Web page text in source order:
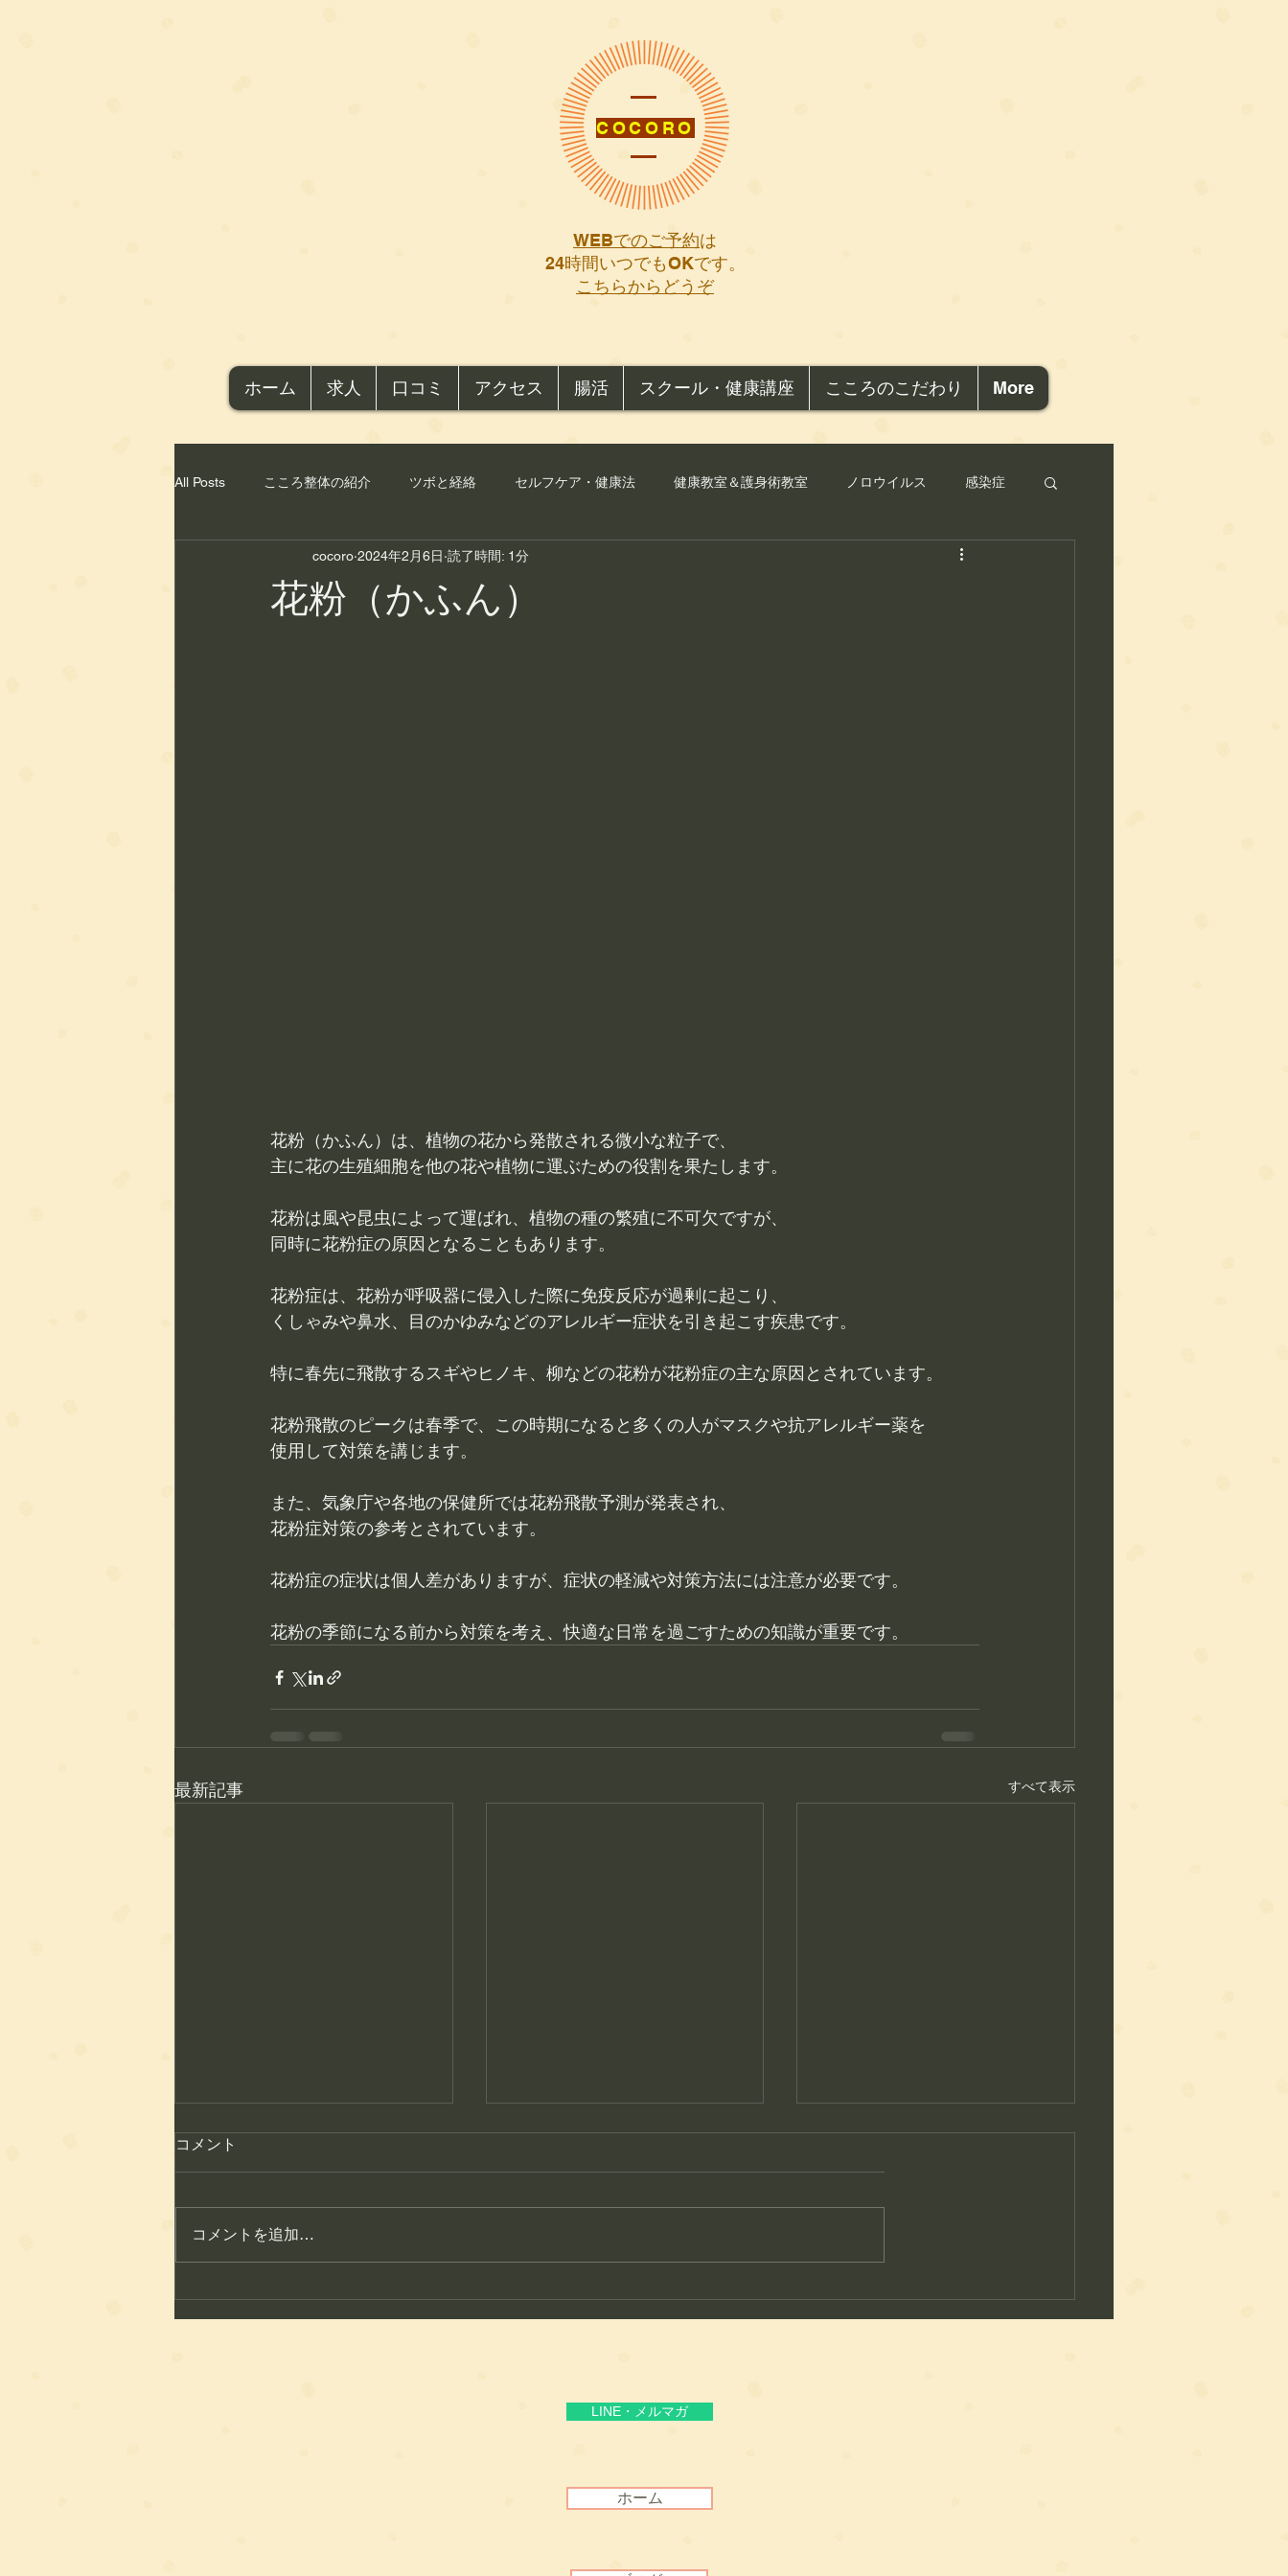
COCORO
WEBでのご予約は
​24時間いつでもOKです。
こちらからどうぞ
ホーム 求人 口コミ アクセス 腸活 スクール・健康講座 こころのこだわり More
All Posts こころ整体の紹介 ツボと経絡 セルフケア・健康法 健康教室＆護身術教室 ノロウイルス 感染症
出張サービス 肌トラブル 整体・骨盤矯正
花粉（かふん）
cocoro 2024年2月6日 読了時間: 1分
花粉（かふん）は、植物の花から発散される微小な粒子で、
主に花の生殖細胞を他の花や植物に運ぶための役割を果たします。
花粉は風や昆虫によって運ばれ、植物の種の繁殖に不可欠ですが、
同時に花粉症の原因となることもあります。
花粉症は、花粉が呼吸器に侵入した際に免疫反応が過剰に起こり、
くしゃみや鼻水、目のかゆみなどのアレルギー症状を引き起こす疾患です。
特に春先に飛散するスギやヒノキ、柳などの花粉が花粉症の主な原因とされています。
花粉飛散のピークは春季で、この時期になると多くの人がマスクや抗アレルギー薬を
使用して対策を講じます。
また、気象庁や各地の保健所では花粉飛散予測が発表され、
花粉症対策の参考とされています。
花粉症の症状は個人差がありますが、症状の軽減や対策方法には注意が必要です。
花粉の季節になる前から対策を考え、快適な日常を過ごすための知識が重要です。
最新記事 すべて表示
域とともに歩む整体サロンへ
れた理由
る“通いやすさ”と“信頼”
コメント
コメントを追加…
LINE・メルマガ
ホーム